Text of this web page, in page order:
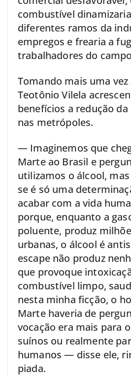
combustível
diferentes ramos da
empregos e frearia a
trabalhadores do
Tomando mais uma vez
Teotônio Vilela
benefícios a redução
nas metrópoles.
— Imaginemos que
Marte ao Brasil e
utilizamos o álcool,
se é só uma
acabar com a vida
porque, enquanto a
poluente, produz
urbanas, o álcool é
escape não produz
que provoque
combustível limpo,
nesta minha ficção, o
Marte haveria de
vocação era mais para
suínos ou realmente
humanos — disse ele,
piada.